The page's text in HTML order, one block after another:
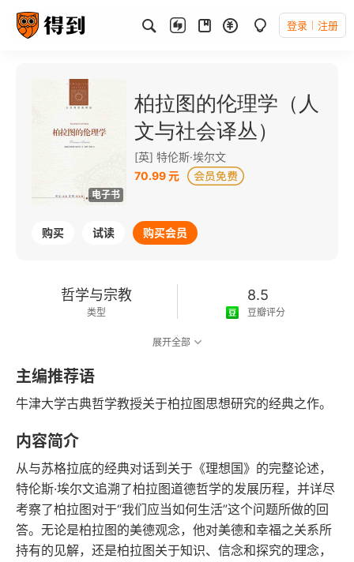
登录 注册
电子书
柏拉图的伦理学（人
文与社会译丛）
[英] 特伦斯·埃尔文
70.99 元
购买 试读 购买会员
哲学与宗教
类型
8.5
豆瓣评分
2021-01-01
发行日期
展开全部
主编推荐语
牛津大学古典哲学教授关于柏拉图思想研究的经典之作。
内容简介
从与苏格拉底的经典对话到关于《理想国》的完整论述，
特伦斯·埃尔文追溯了柏拉图道德哲学的发展历程，并详尽
考察了柏拉图对于“我们应当如何生活”这个问题所做的回
答。无论是柏拉图的美德观念，他对美德和幸福之关系所
持有的见解，还是柏拉图关于知识、信念和探究的理念，